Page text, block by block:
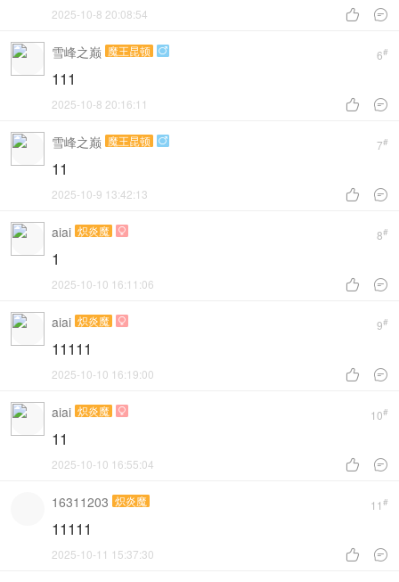
 
2025-10-8 20:08:54
6#
雪峰之巅 魔王昆顿 
111
 
2025-10-8 20:16:11
7#
雪峰之巅 魔王昆顿 
11
 
2025-10-9 13:42:13
8#
aiai 炽炎魔 
1
 
2025-10-10 16:11:06
9#
aiai 炽炎魔 
11111
 
2025-10-10 16:19:00
10#
aiai 炽炎魔 
11
 
2025-10-10 16:55:04
11 #
16311203 炽炎魔
11111
 
2025-10-11 15:37:30